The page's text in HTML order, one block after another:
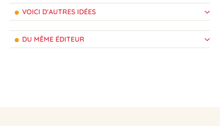
VOICI D'AUTRES IDÉES
DU MÊME ÉDITEUR